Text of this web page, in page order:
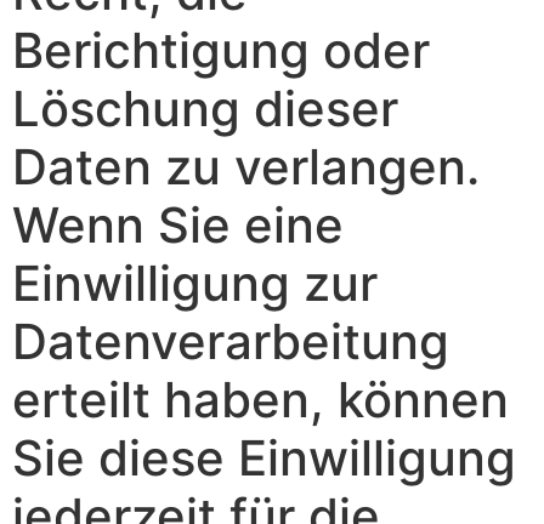
Berichtigung oder
Löschung dieser
Daten zu verlangen.
Wenn Sie eine
Einwilligung zur
Datenverarbeitung
erteilt haben, können
Sie diese Einwilligung